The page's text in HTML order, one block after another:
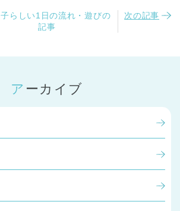
らしい1日の流れ・遊びの
記事
次の記事
アーカイブ